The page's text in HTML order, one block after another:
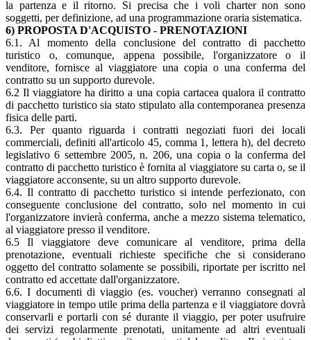
la partenza e il ritorno. Si precisa che i voli charter non sono
soggetti, per definizione, ad una programmazione oraria sistematica.
6) PROPOSTA D'ACQUISTO - PRENOTAZIONI
6.1. Al momento della conclusione del contratto di pacchetto
turistico o, comunque, appena possibile, l'organizzatore o il
venditore, fornisce al viaggiatore una copia o una conferma del
contratto su un supporto durevole.
6.2 Il viaggiatore ha diritto a una copia cartacea qualora il contratto
di pacchetto turistico sia stato stipulato alla contemporanea presenza
fisica delle parti.
6.3. Per quanto riguarda i contratti negoziati fuori dei locali
commerciali, definiti all'articolo 45, comma 1, lettera h), del decreto
legislativo 6 settembre 2005, n. 206, una copia o la conferma del
contratto di pacchetto turistico è fornita al viaggiatore su carta o, se il
viaggiatore acconsente, su un altro supporto durevole.
6.4. Il contratto di pacchetto turistico si intende perfezionato, con
conseguente conclusione del contratto, solo nel momento in cui
l'organizzatore invierà conferma, anche a mezzo sistema telematico,
al viaggiatore presso il venditore.
6.5 Il viaggiatore deve comunicare al venditore, prima della
prenotazione, eventuali richieste specifiche che si considerano
oggetto del contratto solamente se possibili, riportate per iscritto nel
contratto ed accettate dall'organizzatore.
6.6. I documenti di viaggio (es. voucher) verranno consegnati al
viaggiatore in tempo utile prima della partenza e il viaggiatore dovrà
conservarli e portarli con sé durante il viaggio, per poter usufruire
dei servizi regolarmente prenotati, unitamente ad altri eventuali